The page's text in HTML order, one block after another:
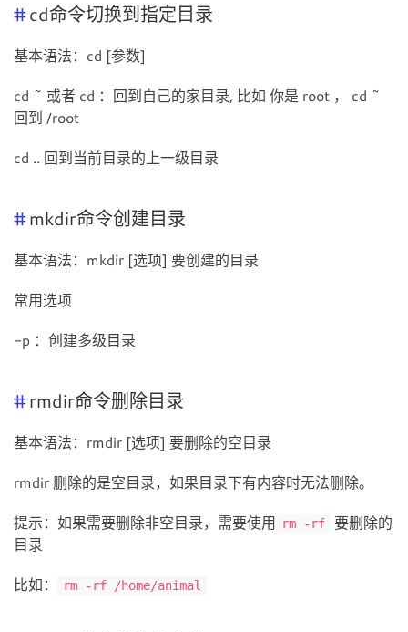
cd命令切换到指定目录
基本语法：cd [参数]
cd ~ 或者 cd ：回到自己的家目录, 比如 你是 root ， cd ~
回到 /root
cd .. 回到当前目录的上一级目录
mkdir命令创建目录
基本语法：mkdir [选项] 要创建的目录
常用选项
-p ：创建多级目录
rmdir命令删除目录
基本语法：rmdir [选项] 要删除的空目录
rmdir 删除的是空目录，如果目录下有内容时无法删除。
提示：如果需要删除非空目录，需要使用 rm -rf
要删除的
目录
比如： rm -rf /home/animal